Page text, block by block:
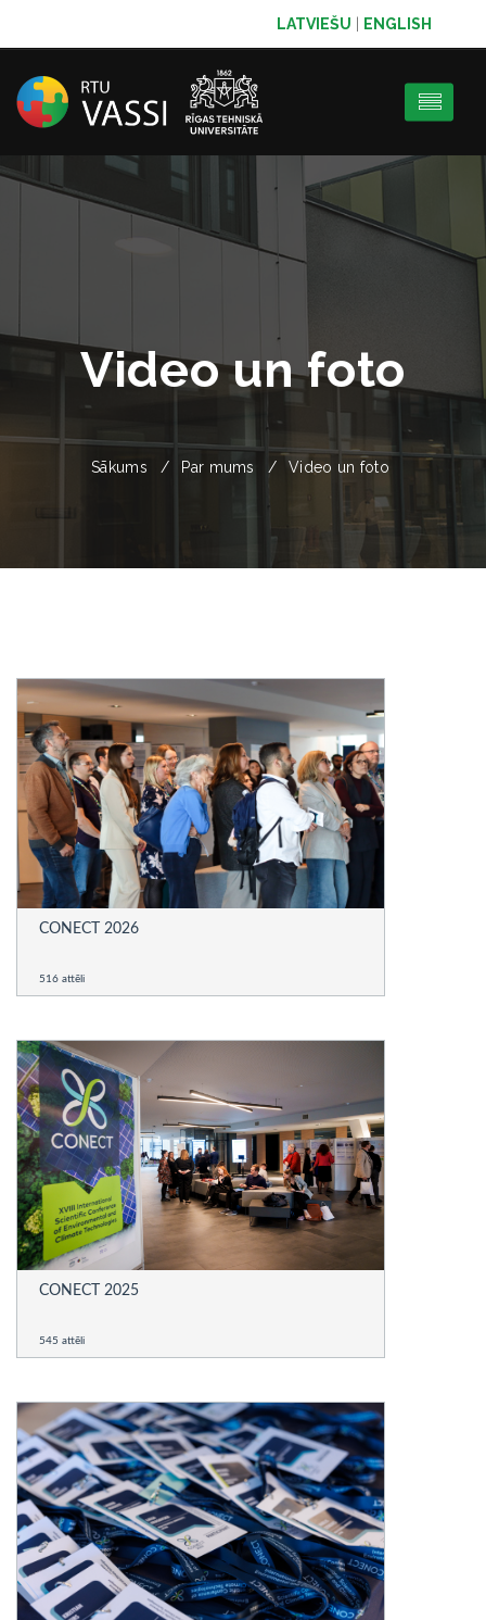
LATVIEŠU ENGLISH
Video un foto
Sākums Par mums Video un foto
CONECT 2026
516 attēli
CONECT 2025
545 attēli